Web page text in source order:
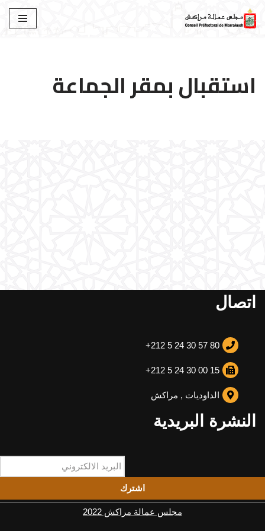
تخطى
استقبال بمقر الجماعة
اتصال
+212 5 24 30 57 80
+212 5 24 30 00 15
الداوديات , مراكش
النشرة البريدية
اشترك
مجلس عمالة مراكش 2022